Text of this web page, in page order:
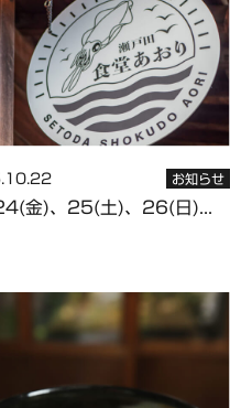
お知らせ
金)、25(土)、26(日)...